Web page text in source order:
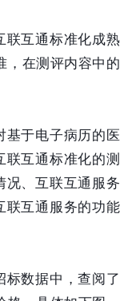
联互通标准化成熟
，在测评内容中的
基于电子病历的医
联互通标准化的测
况、互联互通服务
联互通服务的功能
标数据中，查阅了